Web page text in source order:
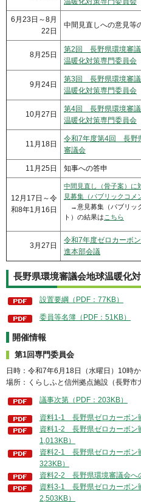
6月23日～8月
22日
中間見直しへの意見等
8月25日
第2回 長野県環境審
温暖化対策専門委員会
9月24日
第3回 長野県環境審
温暖化対策専門委員会
10月27日
第4回 長野県環境審
温暖化対策専門委員会
11月18日
令和7年度第4回 長野
審議会
11月25日 知事への答申
12月17日～令
和8年1月16日
中間見直し（骨子案）に
見募集（パブリックコメ
→意見募集（パブリッ
ト）の結果は こちら
3月27日
令和7年度ゼロカーボ
進本部会議
長野県環境審議会地球温暖化
設置要綱（PDF：77KB）
委員等名簿（PDF：51KB）
開催情報
第1回専門委員会
日時：令和7年6月18日（水曜日）10時
場所：くらしふと信州拠点施設（長野市
議事次第（PDF：203KB）
資料1-1 長野県ゼロカーボン
資料1-2 長野県ゼロカーボン
1,013KB）
資料2-1 長野県ゼロカーボン
323KB）
資料2-2 長野県環境審議会へ
資料3-1 長野県ゼロカーボン
2,503KB）